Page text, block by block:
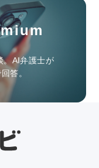
。AI弁護士が
答。